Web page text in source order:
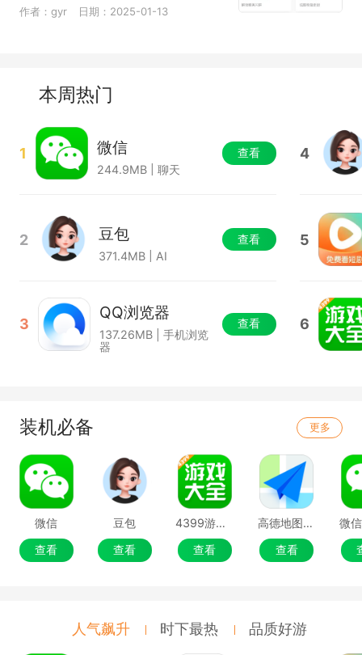
作者：gyr 日期：2025-01-13
本周热门
1 微信
244.9MB | 聊天
查看
2 豆包
371.4MB | AI
查看
3
QQ浏览器
137.26MB | 手机浏览
器
查看
4
5
6
装机必备 更多
微信
查看
豆包
查看
4399游戏盒
查看
高德地图移动端
查看
微
人气飙升 时下最热 品质好游